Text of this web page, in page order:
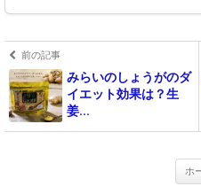
前の記事
みらいのしょうがのダ
イエット効果は？生
姜...
ホ